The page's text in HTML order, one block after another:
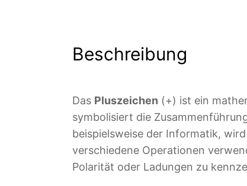
Beschreibung
Das Pluszeichen (+) ist ein
symbolisiert die
beispielsweise der Informatik,
verschiedene Operationen
Polarität oder Ladungen zu